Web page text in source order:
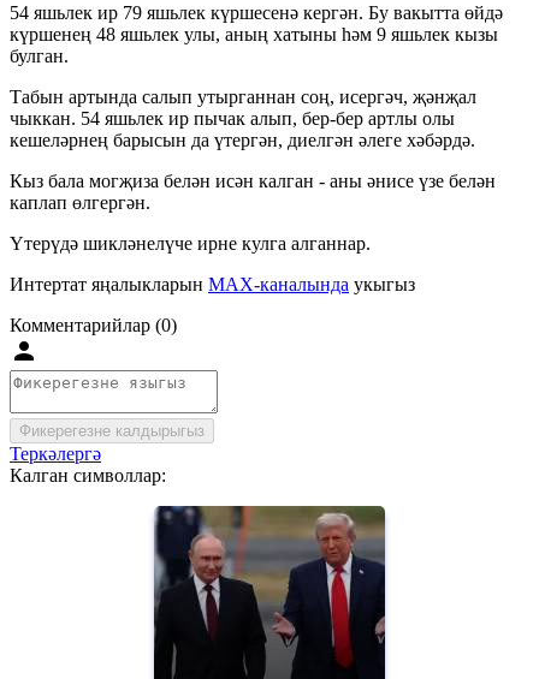
54 яшьлек ир 79 яшьлек күршесенә кергән. Бу вакытта өйдә
күршенең 48 яшьлек улы, аның хатыны һәм 9 яшьлек кызы
булган.
Табын артында салып утырганнан соң, исергәч, җәнҗал
чыккан. 54 яшьлек ир пычак алып, бер-бер артлы олы
кешеләрнең барысын да үтергән, диелгән әлеге хәбәрдә.
Кыз бала могҗиза белән исән калган - аны әнисе үзе белән
каплап өлгергән.
Үтерүдә шикләнелүче ирне кулга алганнар.
Интертат яңалыкларын MAX-каналында укыгыз
Комментарийлар (0)
Фикерегезне калдырыгыз
Теркәлергә
Калган символлар: